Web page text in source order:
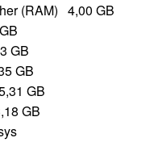
(RAM) 4,00 GB
GB
GB
GB
GB